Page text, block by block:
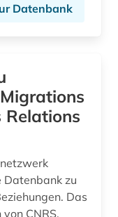
Datenbank
Relations
zu
Das
CNRS,